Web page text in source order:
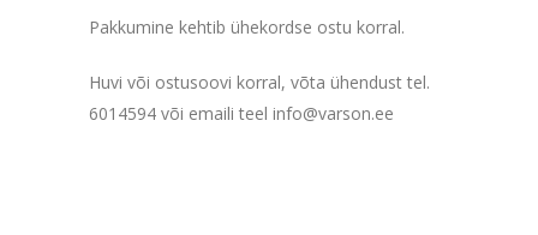
Pakkumine kehtib ühekordse ostu korral.
Huvi või ostusoovi korral, võta ühendust tel.
6014594 või emaili teel info@varson.ee